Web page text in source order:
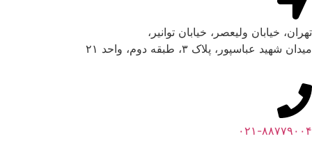
تهران، خیابان ولیعصر، خیابان توانیر،
میدان شهید عباسپور، پلاک ۳، طبقه دوم، واحد ۲۱
۰۲۱-۸۸۷۷۹۰۰۴